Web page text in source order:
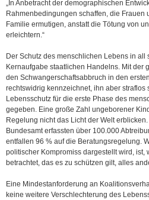
„In Anbetracht der demographischen
Rahmenbedingungen schaffen, die Frauen
Familie ermutigen, anstatt die Tötung von
erleichtern.“
Der Schutz des menschlichen Lebens in all
Kernaufgabe staatlichen Handelns. Mit der
den Schwangerschaftsabbruch in den
rechtswidrig kennzeichnet, ihn aber straflos
Lebensschutz für die erste Phase des
gegeben. Eine große Zahl ungeborener
Regelung nicht das Licht der Welt
Bundesamt erfassten über 100.000
entfallen 96 % auf die Beratungsregelung.
politischer Kompromiss dargestellt wird, ist,
betrachtet, das es zu schützen gilt, alles
Eine Mindestanforderung an
keine weitere Verschlechterung des